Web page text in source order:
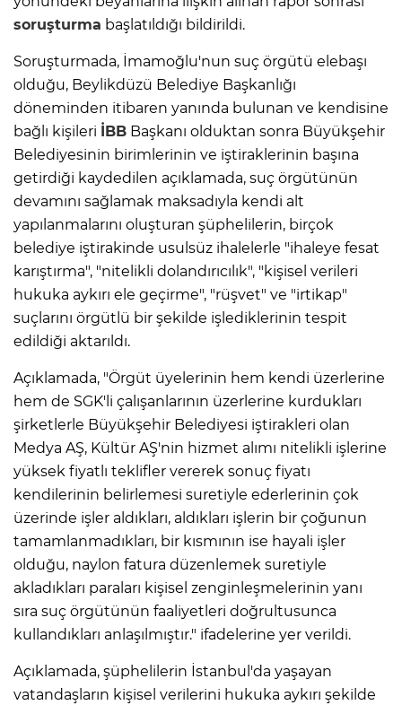
soruşturma başlatıldığı bildirildi.
Soruşturmada, İmamoğlu'nun suç örgütü elebaşı
olduğu, Beylikdüzü Belediye Başkanlığı
döneminden itibaren yanında bulunan ve kendisine
bağlı kişileri İBB Başkanı olduktan sonra Büyükşehir
Belediyesinin birimlerinin ve iştiraklerinin başına
getirdiği kaydedilen açıklamada, suç örgütünün
devamını sağlamak maksadıyla kendi alt
yapılanmalarını oluşturan şüphelilerin, birçok
belediye iştirakinde usulsüz ihalelerle "ihaleye fesat
karıştırma", "nitelikli dolandırıcılık", "kişisel verileri
hukuka aykırı ele geçirme", "rüşvet" ve "irtikap"
suçlarını örgütlü bir şekilde işlediklerinin tespit
edildiği aktarıldı.
Açıklamada, "Örgüt üyelerinin hem kendi üzerlerine
hem de SGK'li çalışanlarının üzerlerine kurdukları
şirketlerle Büyükşehir Belediyesi iştirakleri olan
Medya AŞ, Kültür AŞ'nin hizmet alımı nitelikli işlerine
yüksek fiyatlı teklifler vererek sonuç fiyatı
kendilerinin belirlemesi suretiyle ederlerinin çok
üzerinde işler aldıkları, aldıkları işlerin bir çoğunun
tamamlanmadıkları, bir kısmının ise hayali işler
olduğu, naylon fatura düzenlemek suretiyle
akladıkları paraları kişisel zenginleşmelerinin yanı
sıra suç örgütünün faaliyetleri doğrultusunca
kullandıkları anlaşılmıştır." ifadelerine yer verildi.
Açıklamada, şüphelilerin İstanbul'da yaşayan
vatandaşların kişisel verilerini hukuka aykırı şekilde